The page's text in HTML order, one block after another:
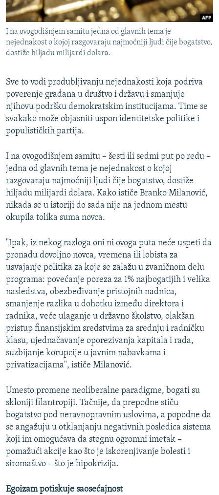
I na ovogodišnjem samitu jedna od glavnih tema je
nejednakost o kojoj razgovaraju najmoćniji ljudi čije bogatstvo,
dostiže hiljadu milijardi dolara.
​Sve to vodi produbljivanju nejednakosti koja podriva
poverenje građana u društvo i državu i smanjuje
njihovu podršku demokratskim institucijama. Time se
svakako može objasniti uspon identitetske politike i
populističkih partija.
I na ovogodišnjem samitu – šesti ili sedmi put po redu –
jedna od glavnih tema je nejednakost o kojoj
razgovaraju najmoćniji ljudi čije bogatstvo, dostiže
hiljadu milijardi dolara. Kako ističe Branko Milanović,
nikada se u istoriji do sada nije na jednom mestu
okupila tolika suma novca.
"Ipak, iz nekog razloga oni ni ovoga puta neće uspeti da
pronađu dovoljno novca, vremena ili lobista za
usvajanje politika za koje se zalažu u zvaničnom delu
programa: povećanje poreza za 1% najbogatijih i velika
nasledstva, obezbeđivanje pristojnih nadnica,
smanjenje razlika u dohotku između direktora i
radnika, veće ulaganje u državno školstvo, olakšan
pristup finansijskim sredstvima za srednju i radničku
klasu, ujednačavanje oporezivanja kapitala i rada,
suzbijanje korupcije u javnim nabavkama i
privatizacijama", ističe Milanović.
Umesto promene neoliberalne paradigme, bogati su
skloniji filantropiji. Tačnije, da prepodne stiču
bogatstvo pod neravnopravnim uslovima, a popodne da
se angažuju u otklanjanju negativnih posledica sistema
koji im omogućava da stegnu ogromni imetak –
pomažući akcije kao što je iskorenjivanje bolesti i
siromaštvo – što je hipokrizija.
Egoizam potiskuje saosećajnost